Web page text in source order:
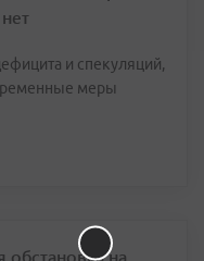
и спекуляций,
меры
обстановка на